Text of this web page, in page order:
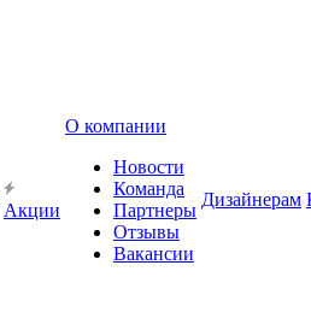
Акции
О компании
Новости
Команда
Партнеры
Отзывы
Вакансии
Дизайнерам